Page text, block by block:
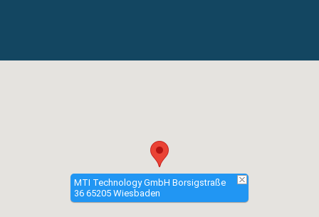
MTI Technology GmbH Borsigstraße
36 65205 Wiesbaden